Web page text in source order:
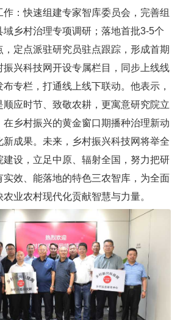
作：快速组建专家智库委员会，完善组
乡村治理专项调研；落地首批3-5个
，定点派驻研究员驻点跟踪，形成首期
振兴科技网开设专属栏目，同步上线线
布专栏，打通线上线下联动。他表示，
应时节、致敬农耕，更寓意研究院立
在乡村振兴的黄金窗口期播种治理新动
成果。未来，乡村振兴科技网将举全
建设，立足中原、辐射全国，努力把研
实效、能落地的特色三农智库，为全面
业农村现代化贡献智慧与力量。